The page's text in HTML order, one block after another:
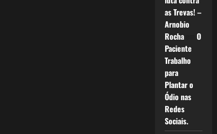
as Trevas! –
Arnobio
Rochaem O
Paciente
Trabalho
para
Plantar o
Ódio nas
Redes
Sociais.